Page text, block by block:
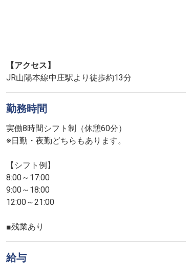
【アクセス】
JR山陽本線中庄駅より徒歩約13分
勤務時間
実働8時間シフト制（休憩60分）
※日勤・夜勤どちらもあります。
【シフト例】
8:00～17:00
9:00～18:00
12:00～21:00
■残業あり
給与